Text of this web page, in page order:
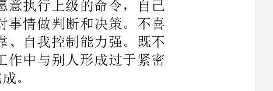
养，不论是相关的专业能力还是实践要求基本符合社会需求。相信
我为人较宽容，能包容别人过失，并忘记不开心的事情，让生
有着良好的推理分析能力及比较不错的语言沟通能力，同时也具备
了良好的人文素养和交际能力。经过长时期学校及社会的教育和培